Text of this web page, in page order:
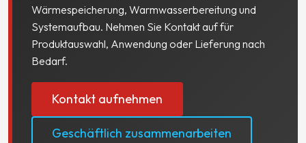
Wärmespeicherung, Warmwasserbereitung und
Systemaufbau. Nehmen Sie Kontakt auf für
Produktauswahl, Anwendung oder Lieferung nach
Bedarf.
Kontakt aufnehmen
Geschäftlich zusammenarbeiten